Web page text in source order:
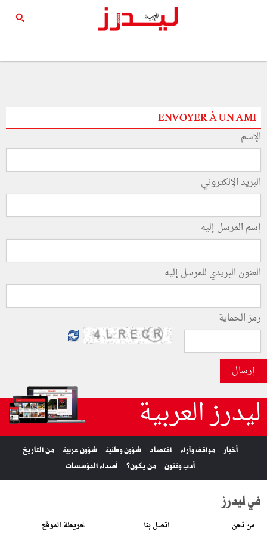
ENVOYER À UN AMI
الإسم
البريد الإلكتروني
إسم المرسل إليه
العنون البريدي للمرسل إليه
رمز الحماية
إرسال
ليدرز العربية
أخبار مواقف وآراء اقتصاد شؤون وطنية شؤون عربية
من التاريخ
أدب وفنون
من يكون؟ أصداء المؤسسات
في ليدرز
من نحن اتصل بنا خريطة الموقع